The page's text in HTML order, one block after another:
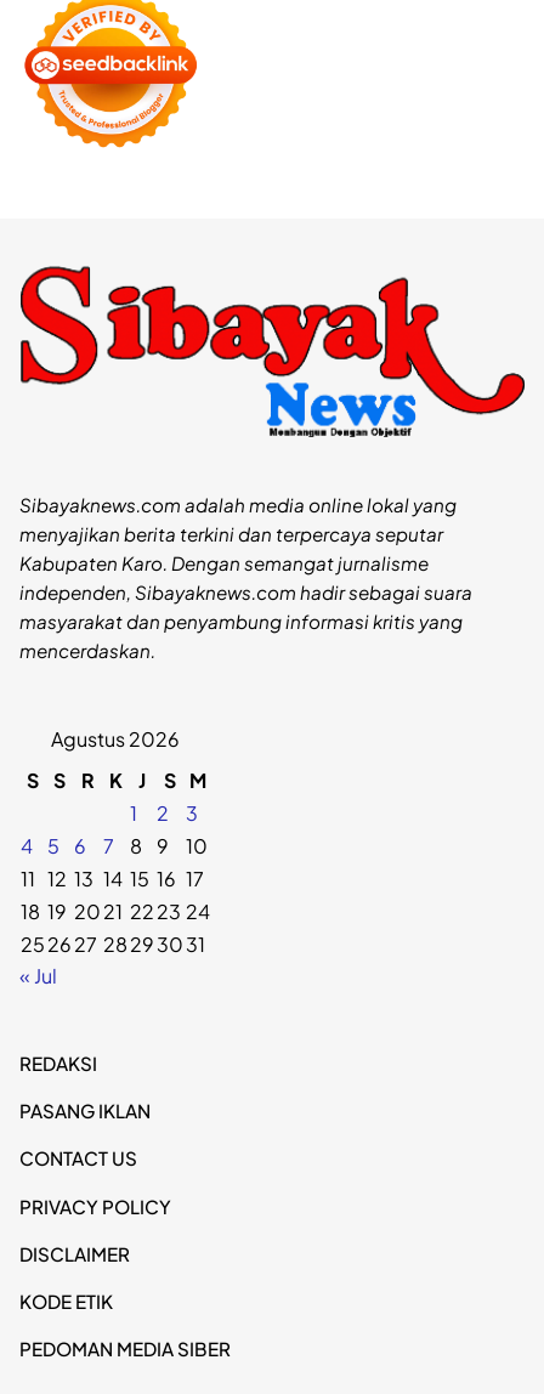
Sibayaknews.com adalah media online lokal yang
menyajikan berita terkini dan terpercaya seputar
Kabupaten Karo. Dengan semangat jurnalisme
independen, Sibayaknews.com hadir sebagai suara
masyarakat dan penyambung informasi kritis yang
mencerdaskan.
Agustus 2026
S S R K J S M
1
2
3
4
5 6 7 8 9
10
11 12 13 14 15 16 17
18 19 2021 2223 24
252627 28293031
« Jul
REDAKSI
PASANG IKLAN
CONTACT US
PRIVACY POLICY
DISCLAIMER
KODE ETIK
PEDOMAN MEDIA SIBER